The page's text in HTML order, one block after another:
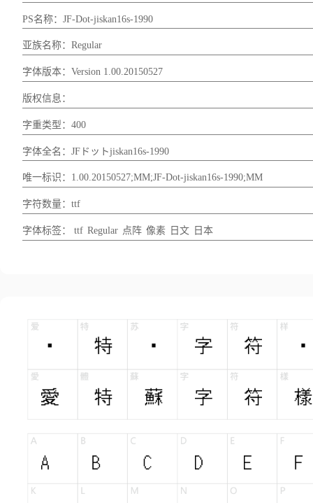
PS名称：JF-Dot-jiskan16s-1990
亚族名称：Regular
字体版本：Version 1.00.20150527
版权信息：
字重类型：400
字体全名：JFドットjiskan16s-1990
唯一标识：1.00.20150527;MM;JF-Dot-jiskan16s-1990;MM
字符数量：ttf
字体标签： ttf Regular 点阵 像素 日文 日本